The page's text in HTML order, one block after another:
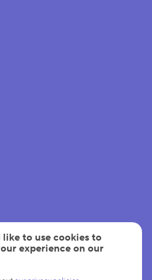
to use cookies to
experience on our